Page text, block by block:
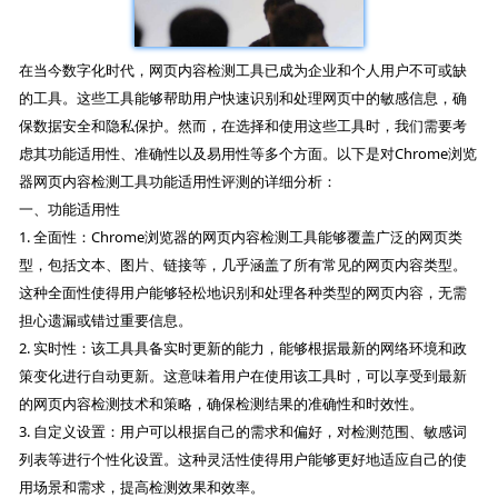
在当今数字化时代，网页内容检测工具已成为企业和个人用户不可或缺
的工具。这些工具能够帮助用户快速识别和处理网页中的敏感信息，确
保数据安全和隐私保护。然而，在选择和使用这些工具时，我们需要考
虑其功能适用性、准确性以及易用性等多个方面。以下是对Chrome浏览
器网页内容检测工具功能适用性评测的详细分析：
一、功能适用性
1. 全面性：Chrome浏览器的网页内容检测工具能够覆盖广泛的网页类
型，包括文本、图片、链接等，几乎涵盖了所有常见的网页内容类型。
这种全面性使得用户能够轻松地识别和处理各种类型的网页内容，无需
担心遗漏或错过重要信息。
2. 实时性：该工具具备实时更新的能力，能够根据最新的网络环境和政
策变化进行自动更新。这意味着用户在使用该工具时，可以享受到最新
的网页内容检测技术和策略，确保检测结果的准确性和时效性。
3. 自定义设置：用户可以根据自己的需求和偏好，对检测范围、敏感词
列表等进行个性化设置。这种灵活性使得用户能够更好地适应自己的使
用场景和需求，提高检测效果和效率。